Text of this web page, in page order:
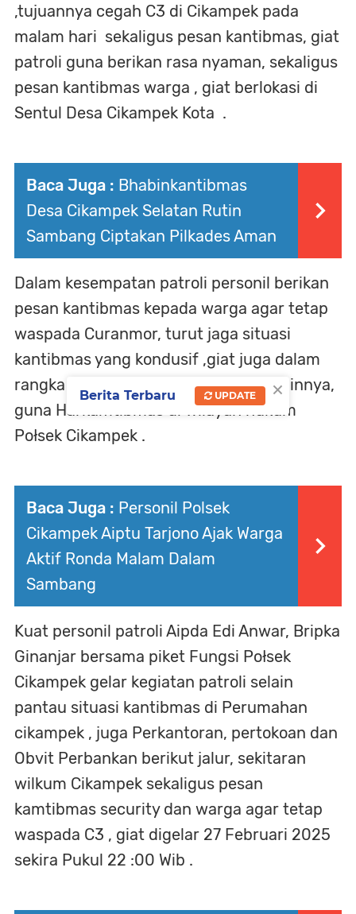
,tujuannya cegah C3 di Cikampek pada
malam hari sekaligus pesan kantibmas, giat
patroli guna berikan rasa nyaman, sekaligus
pesan kantibmas warga , giat berlokasi di
Sentul Desa Cikampek Kota .
Baca Juga : Bhabinkantibmas
Desa Cikampek Selatan Rutin
Sambang Ciptakan Pilkades Aman
Dalam kesempatan patroli personil berikan
pesan kantibmas kepada warga agar tetap
waspada Curanmor, turut jaga situasi
kantibmas yang kondusif ,giat juga dalam
rangka Cegah C3 dan Gukantibmas lainnya,
guna Harkamtibmas di wilayah hukum
Połsek Cikampek .
Baca Juga : Personil Polsek
Cikampek Aiptu Tarjono Ajak Warga
Aktif Ronda Malam Dalam
Sambang
Kuat personil patroli Aipda Edi Anwar, Bripka
Ginanjar bersama piket Fungsi Połsek
Cikampek gelar kegiatan patroli selain
pantau situasi kantibmas di Perumahan
cikampek , juga Perkantoran, pertokoan dan
Obvit Perbankan berikut jalur, sekitaran
wilkum Cikampek sekaligus pesan
kamtibmas security dan warga agar tetap
waspada C3 , giat digelar 27 Februari 2025
sekira Pukul 22 :00 Wib .
×
Berita Terbaru UPDATE